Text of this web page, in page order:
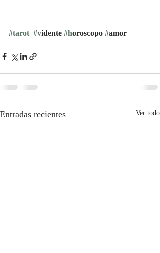
#tarot #vidente #horoscopo #amor
Entradas recientes Ver todo